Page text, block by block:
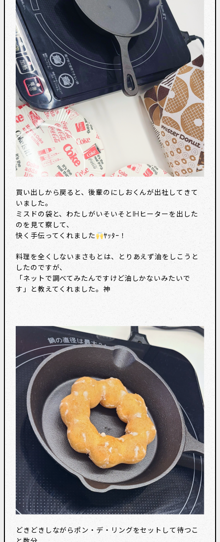
買い出しから戻ると、後輩のにしおくんが出社してきて
いました。
ミスドの袋と、わたしがいそいそとIHヒーターを出した
のを見て察して、
快く手伝ってくれました
ﾔｯﾀｰ！
料理を全くしないまさもとは、とりあえず油をしこうと
したのですが、
「ネットで調べてみたんですけど油しかないみたいで
す」と教えてくれました。神
どきどきしながらポン・デ・リングをセットして待つこ